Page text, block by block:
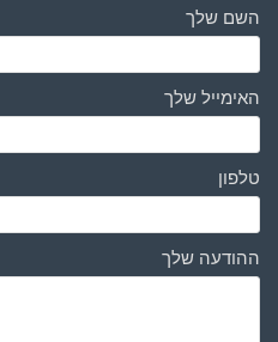
השם שלך
האימייל שלך
טלפון
ההודעה שלך